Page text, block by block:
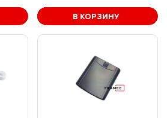
В КОРЗИНУ